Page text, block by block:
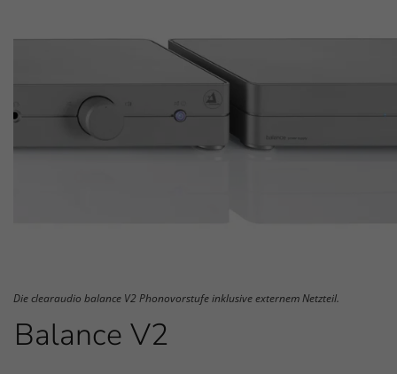
Die clearaudio balance V2 Phonovorstufe inklusive externem Netzteil.
Balance V2